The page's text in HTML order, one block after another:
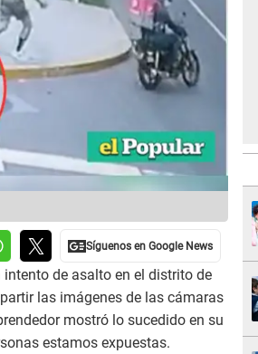
intento de asalto en el distrito de
las imágenes de las cámaras
mostró lo sucedido en su
estamos expuestas.